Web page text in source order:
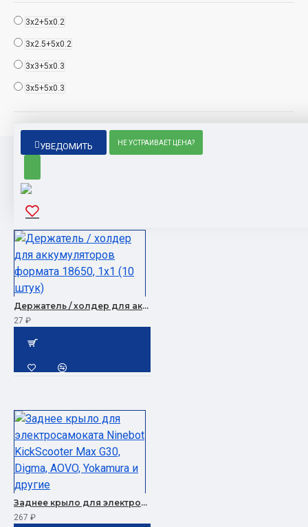
3x2+5x0.2
3x2.5+5x0.2
3x3+5x0.3
3x5+5x0.3
УВЕДОМИТЬ НЕ УСТРАИВАЕТ ЦЕНА?
Держатель / холдер для аккумуляторов формата 18650, 1x1 (10 штук)
27 ₽
Заднее крыло для электросамоката Ninebot KickScooter Max G30, Digma, AOVO, Yokamura и другие
267 ₽